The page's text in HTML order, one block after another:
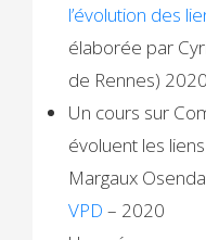
l’évolution des
élaborée par
de Rennes) 2020
Un cours sur
évoluent les
Margaux
VPD – 2020